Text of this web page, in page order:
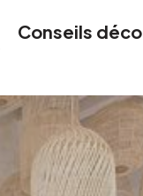
Conseils déco